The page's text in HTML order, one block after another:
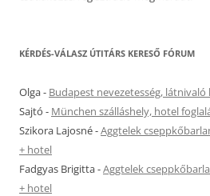
KÉRDÉS-VÁLASZ ÚTITÁRS KERESŐ FÓRUM
Olga- Budapest nevezetesség,
Sajtó - München szálláshely, hotel
Szikora Lajosné-Aggtelek
+ hotel
Fadgyas Brigitta-Aggtelek
+ hotel